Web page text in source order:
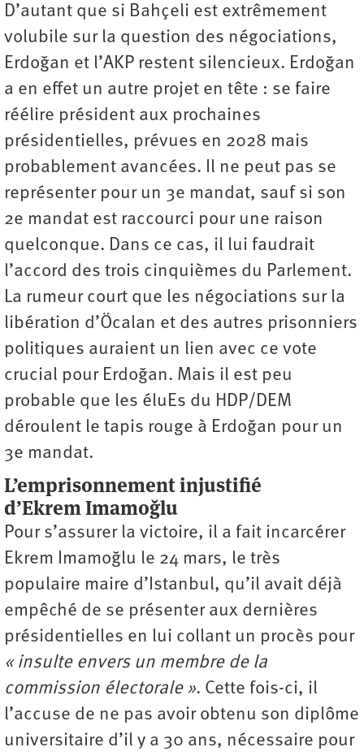
D’autant que si Bahçeli est extrêmement
volubile sur la question des négociations,
Erdoğan et l’AKP restent silencieux. Erdoğan
a en effet un autre projet en tête : se faire
réélire président aux prochaines
présidentielles, prévues en 2028 mais
probablement avancées. Il ne peut pas se
représenter pour un 3e mandat, sauf si son
2e mandat est raccourci pour une raison
quelconque. Dans ce cas, il lui faudrait
l’accord des trois cinquièmes du Parlement.
La rumeur court que les négociations sur la
libération d’Öcalan et des autres prisonniers
politiques auraient un lien avec ce vote
crucial pour Erdoğan. Mais il est peu
probable que les éluEs du HDP/DEM
déroulent le tapis rouge à Erdoğan pour un
3e mandat.
L’emprisonnement injustifié
d’Ekrem Imamoğlu
Pour s’assurer la victoire, il a fait incarcérer
Ekrem Imamoğlu le 24 mars, le très
populaire maire d’Istanbul, qu’il avait déjà
empêché de se présenter aux dernières
présidentielles en lui collant un procès pour
« insulte envers un membre de la
commission électorale ». Cette fois-ci, il
l’accuse de ne pas avoir obtenu son diplôme
universitaire d’il y a 30 ans, nécessaire pour